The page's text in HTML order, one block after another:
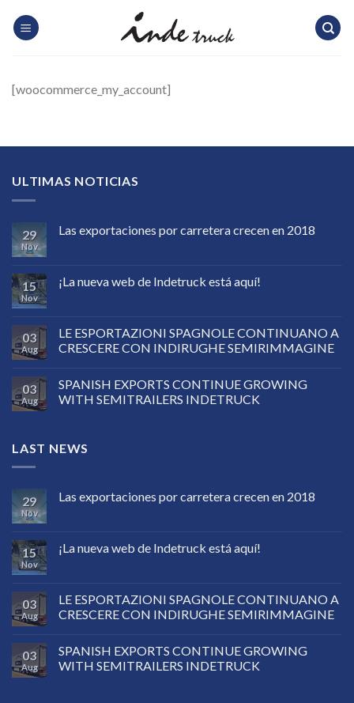
[woocommerce_my_account]
ULTIMAS NOTICIAS
29
Nov
Las exportaciones por carretera crecen en 2018
15
Nov
¡La nueva web de Indetruck está aquí!
03
Aug
LE ESPORTAZIONI SPAGNOLE CONTINUANO A
CRESCERE CON INDIRUGHE SEMIRIMMAGINE
03
Aug
SPANISH EXPORTS CONTINUE GROWING
WITH SEMITRAILERS INDETRUCK
LAST NEWS
29
Nov
Las exportaciones por carretera crecen en 2018
15
Nov
¡La nueva web de Indetruck está aquí!
03
Aug
LE ESPORTAZIONI SPAGNOLE CONTINUANO A
CRESCERE CON INDIRUGHE SEMIRIMMAGINE
03
Aug
SPANISH EXPORTS CONTINUE GROWING
WITH SEMITRAILERS INDETRUCK